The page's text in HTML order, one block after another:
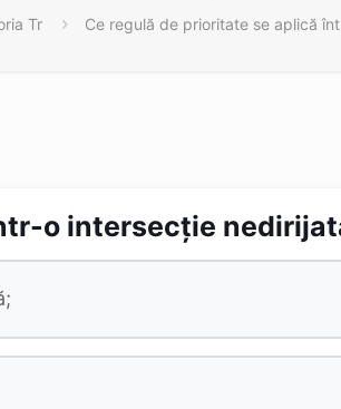
Tr Ce regulă de prioritate se aplică
o intersecție